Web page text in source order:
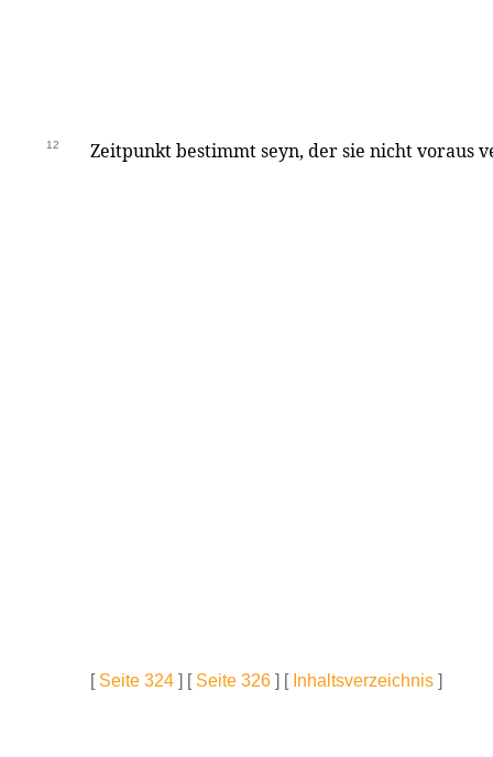
12 Zeitpunkt bestimmt seyn, der sie nicht voraus
[ Seite 324 ] [ Seite 326 ] [ Inhaltsverzeichnis ]